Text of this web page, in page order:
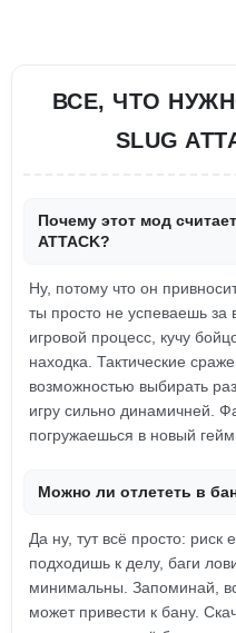
ВСЕ, ЧТО
SLUG
Почему этот мод
ATTACK?
Ну, потому что он
ты просто не успеваешь за
игровой процесс, кучу
находка. Тактические
возможностью выбирать
игру сильно динамичней.
погружаешься в новый
Можно ли отлететь в
Да ну, тут всё просто: риск
подходишь к делу, баги
минимальны. Запоминай,
может привести к бану.